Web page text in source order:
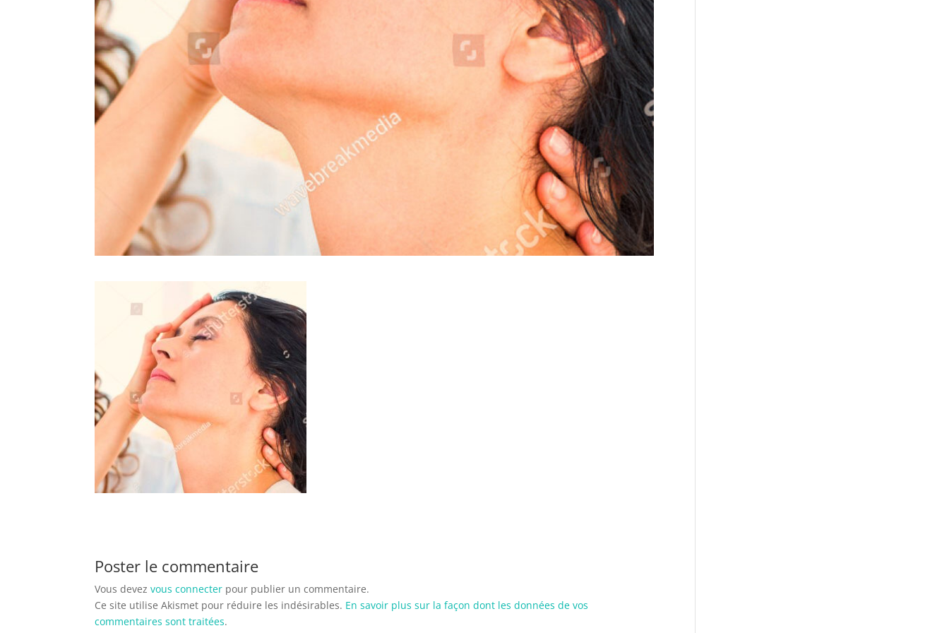
Poster le commentaire
Vous devezvous connecter pour publier un commentaire.
Ce site utilise Akismet pour réduire les indésirables. En savoir plus sur la façon dont les données de vos
commentaires sont traitées.